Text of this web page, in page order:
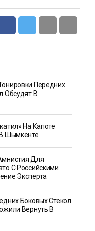
Передних
Обсудят В
На Капоте
Шымкенте
Для
С Российскими
Эксперта
Боковых Стекол
Вернуть В